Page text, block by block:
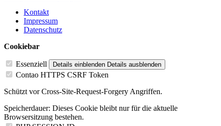
Kontakt
Impressum
Datenschutz
Cookiebar
Essenziell Details einblenden Details ausblenden
Contao HTTPS CSRF Token
Schützt vor Cross-Site-Request-Forgery Angriffen.
Speicherdauer: Dieses Cookie bleibt nur für die aktuelle
Browsersitzung bestehen.